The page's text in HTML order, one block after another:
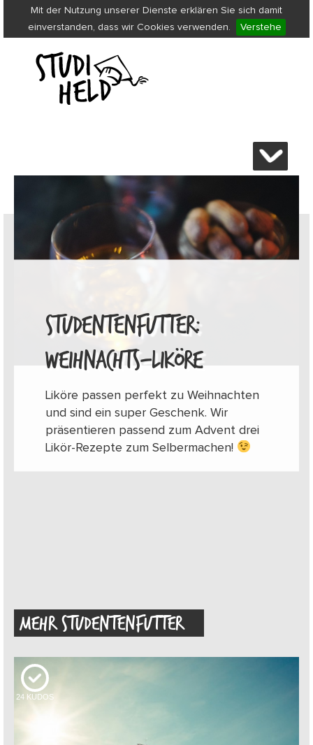
Mit der Nutzung unserer Dienste erklären Sie sich damit
einverstanden, dass wir Cookies verwenden.
Verstehe
STUDENTENFUTTER:
WEIHNACHTS-LIKÖRE
Liköre passen perfekt zu Weihnachten
und sind ein super Geschenk. Wir
präsentieren passend zum Advent drei
Likör-Rezepte zum Selbermachen!
MEHR STUDENTENFUTTER
24 KUDOS